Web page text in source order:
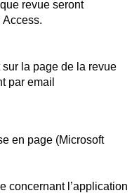
revue seront
la page de la revue
par email
en page (Microsoft
concernant l’application